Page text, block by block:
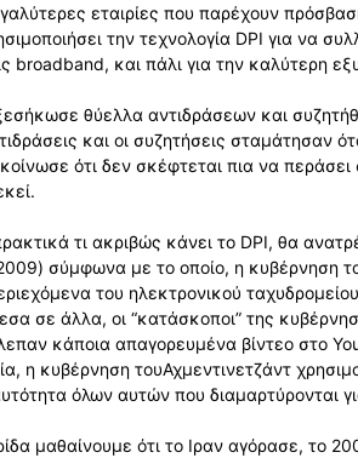
εταιρίες που παρέχουν
την τεχνολογία DPI για να
broadband, και πάλι για την καλύτερη
θύελλα αντιδράσεων και
και οι συζητήσεις σταμάτησαν
ότι δεν σκέφτεται πια να περάσει
τι ακριβώς κάνει το DPI, θα
σύμφωνα με το οποίο, η κυβέρνηση
του ηλεκτρονικού
σε άλλα, οι “κατάσκοποι” της
κάποια απαγορευμένα βίντεο στο
η κυβέρνηση τουΑχμεντινετζάντ
όλων αυτών που διαμαρτύρονται
μαθαίνουμε ότι το Ιραν αγόρασε, το